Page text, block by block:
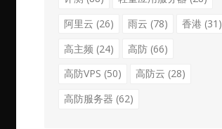
阿里云 (26) 雨云 (78) 香港 (31)
高主频 (24) 高防 (66)
高防VPS (50) 高防云 (28)
高防服务器 (62)